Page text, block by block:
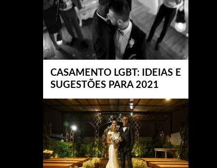
CASAMENTO LGBT: IDEIAS E
SUGESTÕES PARA 2021